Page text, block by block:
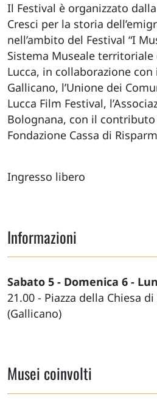
Il Festival è organizzato
Cresci per la storia
nell’ambito del Festival “I
Sistema Museale
Lucca, in collaborazione
Gallicano, l’Unione dei
Lucca Film Festival,
Bolognana, con il
Fondazione Cassa di
Ingresso libero
Informazioni
Sabato 5 - Domenica 6 -
21.00 - Piazza della Chiesa di
(Gallicano)
Musei coinvolti